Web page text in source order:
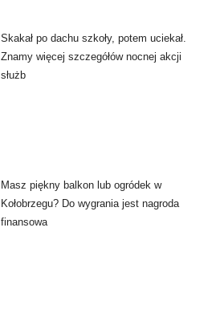
Skakał po dachu szkoły, potem uciekał.
Znamy więcej szczegółów nocnej akcji
służb
Masz piękny balkon lub ogródek w
Kołobrzegu? Do wygrania jest nagroda
finansowa